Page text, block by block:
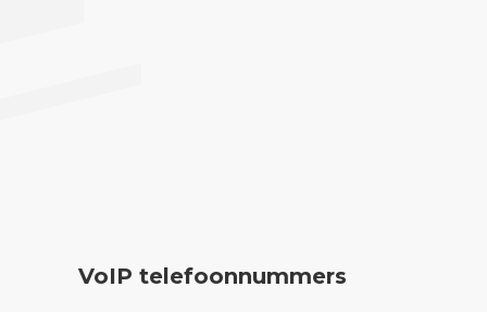
VoIP telefoonnummers